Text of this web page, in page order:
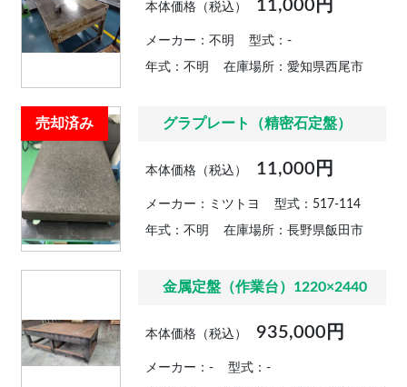
本体価格（税込） 11,000円
メーカー：不明 型式：-
年式：不明 在庫場所：愛知県西尾市
売却済み グラプレート（精密石定盤）
本体価格（税込） 11,000円
メーカー：ミツトヨ 型式：517-114
年式：不明 在庫場所：長野県飯田市
金属定盤（作業台）1220×2440
本体価格（税込） 935,000円
メーカー：- 型式：-